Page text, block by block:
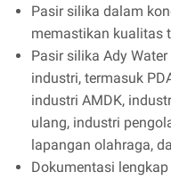
Pasir silika dalam
memastikan kualitas
Pasir silika Ady
industri, termasuk
industri AMDK,
ulang, industri
lapangan olahraga,
Dokumentasi